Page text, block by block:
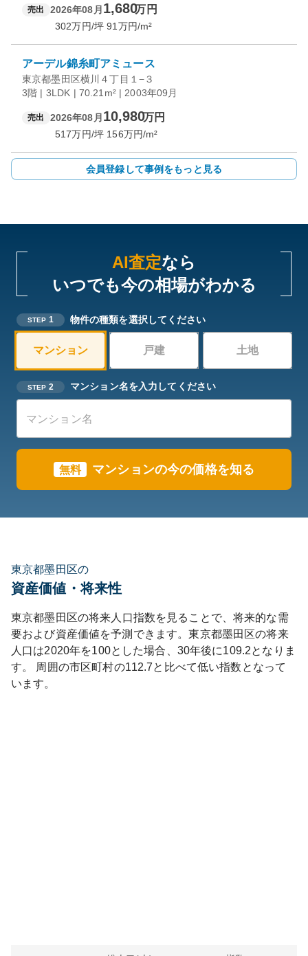
売出 2026年08月 1,680万円
302万円/坪 91 万円/m²
アーデル錦糸町アミュース
東京都墨田区横川４丁目１−３
3階 | 3LDK | 70.21m² | 2003年09月
売出 2026年08月 10,980万円
517万円/坪 156万円/m²
会員登録して事例をもっと見る
AI査定なら
いつでも今の相場がわかる
STEP 1 物件の種類を選択してください
マンション 戸建 土地
STEP 2 マンション名を入力してください
無料 マンションの今の価格を知る
東京都墨田区の
資産価値・将来性
東京都墨田区の将来人口指数を見ることで、将来的な需
要および資産価値を予測できます。東京都墨田区の将来
人口は2020年を100とした場合、30年後に109.2となりま
す。
周囲の市区町村の112.7と比べて低い指数となって
います。